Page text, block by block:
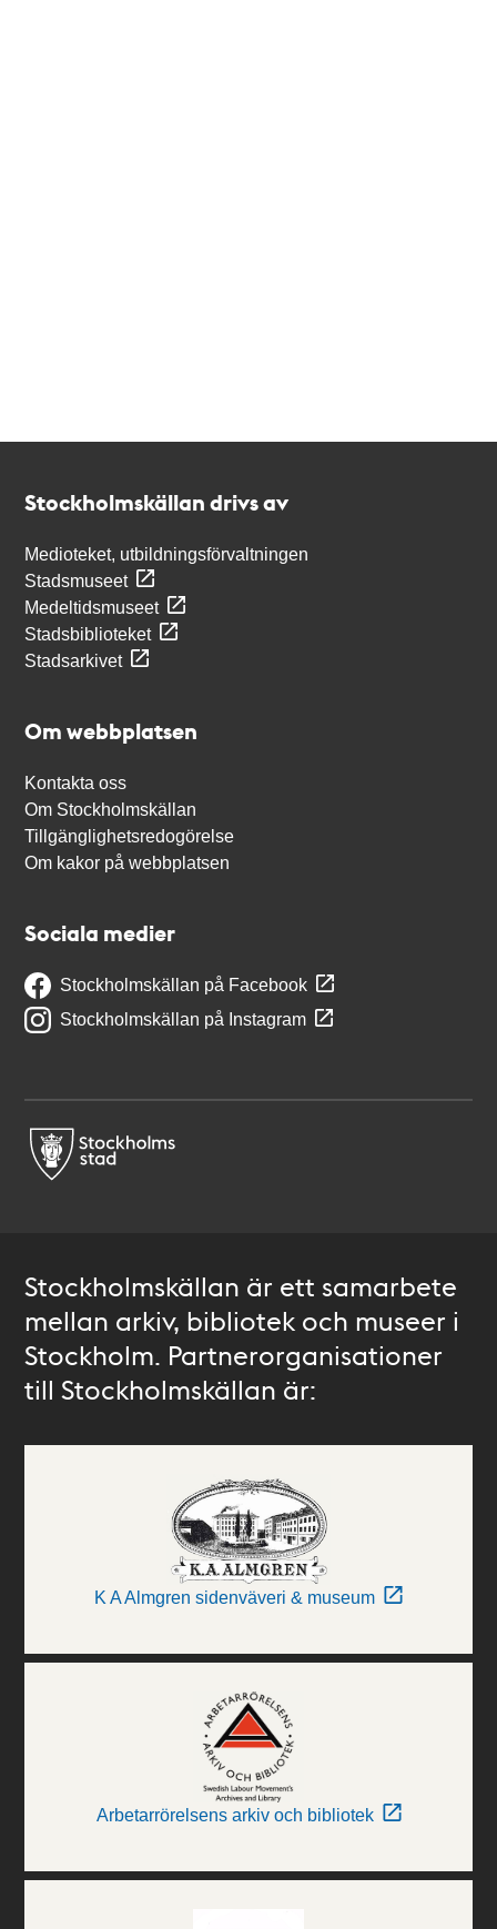
Stockholmskällan drivs av
Medioteket, utbildningsförvaltningen
Stadsmuseet
Medeltidsmuseet
Stadsbiblioteket
Stadsarkivet
Om webbplatsen
Kontakta oss
Om Stockholmskällan
Tillgänglighetsredogörelse
Om kakor på webbplatsen
Sociala medier
Stockholmskällan på Facebook
Stockholmskällan på Instagram
Stockholmskällan är ett samarbete
mellan arkiv, bibliotek och museer i
Stockholm. Partnerorganisationer
till Stockholmskällan är:
K A Almgren sidenväveri & museum
Arbetarrörelsens arkiv och bibliotek